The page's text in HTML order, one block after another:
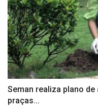
Seman realiza plano
praças...